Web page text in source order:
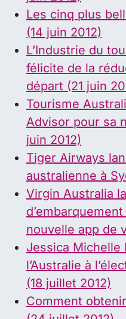
Les cinq plus
(14 juin 2012)
L’Industrie du
félicite de la
départ (21 juin
Tourisme
Advisor pour sa
juin 2012)
Tiger Airways
australienne à
Virgin Australia
nouvelle app de
Jessica Michelle
l’Australie à
(18 juillet 2012)
Comment